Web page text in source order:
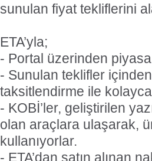
sunulan fiyat tekliflerini
ETA’yla;
- Portal üzerinden
- Sunulan teklifler
taksitlendirme ile kolayca
- KOBİ’ler, geliştirilen
olan araçlara ulaşarak,
kullanıyorlar.
- ETA’dan satın alınan